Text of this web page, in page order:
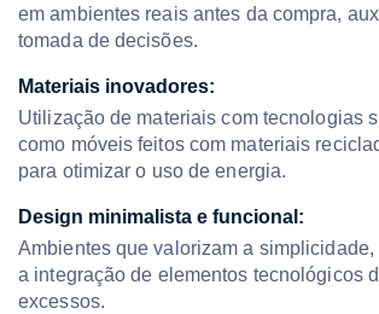
em ambientes reais antes da compra,
tomada de decisões.
Materiais inovadores:
Utilização de materiais com tecnologias
como móveis feitos com materiais
para otimizar o uso de energia.
Design minimalista e funcional:
Ambientes que valorizam a
a integração de elementos tecnológicos
excessos.